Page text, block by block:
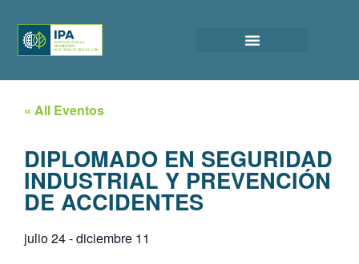
« All Eventos
DIPLOMADO EN SEGURIDAD
INDUSTRIAL Y PREVENCIÓN
DE ACCIDENTES
julio 24-diciembre 11